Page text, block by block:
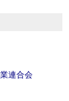
連合会